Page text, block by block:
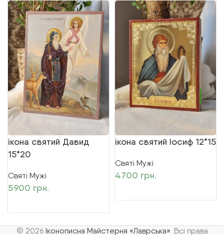
ікона святий Давид
15*20
Святі Мужі
5900 грн.
ікона святий Іосиф 12*15
Святі Мужі
4700 грн.
© 2026 Іконописна Майстерня «Лаврська». Всі права